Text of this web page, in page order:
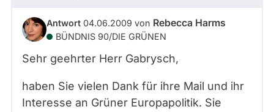
Antwort 04.06.2009 von Rebecca Harms
BÜNDNIS 90/­DIE GRÜNEN
Sehr geehrter Herr Gabrysch,
haben Sie vielen Dank für ihre Mail und ihr
Interesse an Grüner Europapolitik. Sie